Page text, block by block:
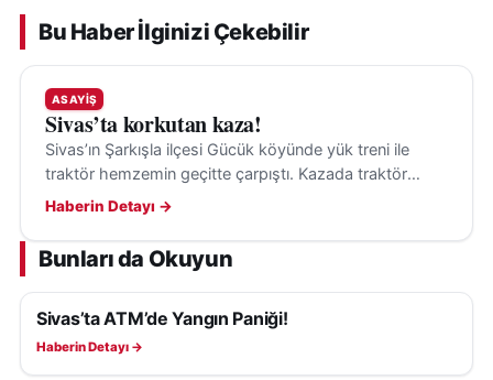
Bu Haber İlginizi Çekebilir
ASAYIŞ
Sivas’ta korkutan kaza!
Sivas’ın Şarkışla ilçesi Gücük köyünde yük treni ile
traktör hemzemin geçitte çarpıştı. Kazada traktör
sürücüsü yaralandı, olayla ilgili inceleme başlatıldı.
Haberin Detayı →
Bunları da Okuyun
ASAYIŞ
Sivas’ta ATM’de Yangın Paniği!
Haberin Detayı →